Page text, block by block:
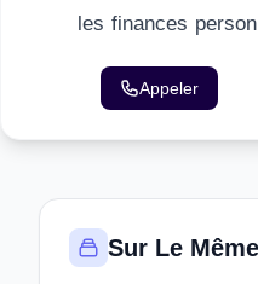
les finances
Appeler
Sur Le